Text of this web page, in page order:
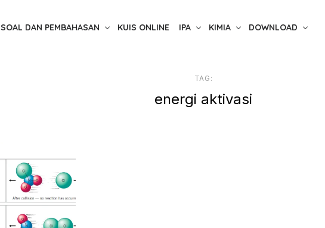
SOAL DAN PEMBAHASAN KUIS ONLINE IPA KIMIA DOWNLOAD
TAG:
energi aktivasi